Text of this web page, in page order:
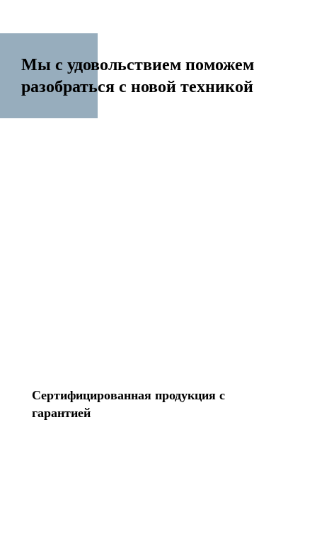
Мы с удовольствием поможем
разобраться с новой техникой
Сертифицированная продукция с
гарантией